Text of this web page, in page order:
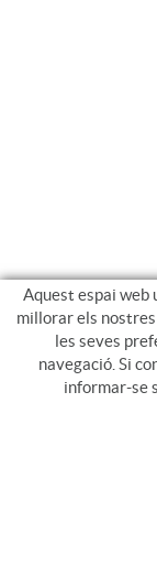
Aquest espai web
millorar els
les seves
navegació. Si
informar-se